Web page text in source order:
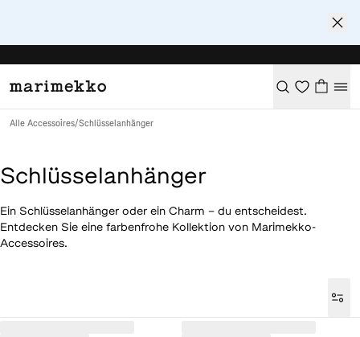
Alle Accessoires/Schlüsselanhänger
Schlüsselanhänger
Ein Schlüsselanhänger oder ein Charm – du entscheidest.
Entdecken Sie eine farbenfrohe Kollektion von Marimekko-
Accessoires.